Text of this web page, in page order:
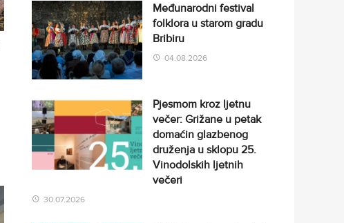
Međunarodni festival
folklora u starom gradu
Bribiru
04.08.2026
Pjesmom kroz ljetnu
večer: Grižane u petak
domaćin glazbenog
druženja u sklopu 25.
Vinodolskih ljetnih
večeri
30.07.2026